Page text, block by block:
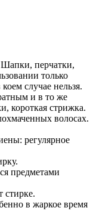
перчатки,
только
случае нельзя.
и в то же
короткая стрижка.
волосах.
регулярное
предметами
стирке.
в жаркое время